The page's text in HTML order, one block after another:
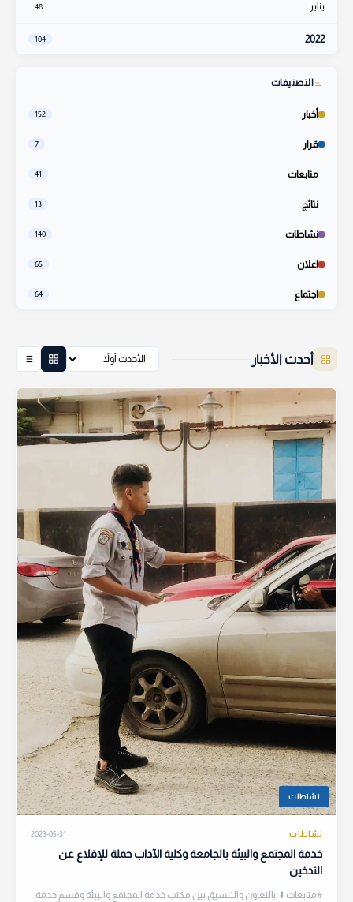
يناير 48
2022
104
التصنيفات
أخبار 152
قرار 7
متابعات 41
نتائج 13
نشاطات 140
اعلان 65
اجتماع 64
أحدث الأخبار
نشاطات
نشاطات 2023-05-31
خدمة المجتمع والبيئة بالجامعة وكلية الآداب حملة للإقلاع عن
التدخين
#متابعات ⬇️ بالتعاون والتنسيق بين مكتب خدمة المجتمع والبيئة وقسم خدمة